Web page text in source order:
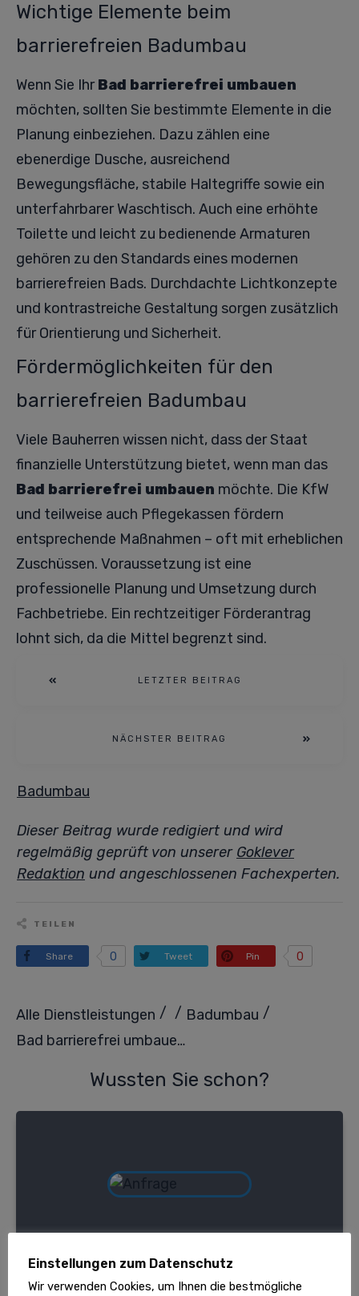
Wichtige Elemente beim
barrierefreien Badumbau
Wenn Sie IhrBad barrierefrei umbauen
möchten, sollten Sie bestimmte Elemente in die
Planung einbeziehen. Dazu zählen eine
ebenerdige Dusche, ausreichend
Bewegungsfläche, stabile Haltegriffe sowie ein
unterfahrbarer Waschtisch. Auch eine erhöhte
Toilette und leicht zu bedienende Armaturen
gehören zu den Standards eines modernen
barrierefreien Bads. Durchdachte Lichtkonzepte
und kontrastreiche Gestaltung sorgen zusätzlich
für Orientierung und Sicherheit.
Fördermöglichkeiten für den
barrierefreien Badumbau
Viele Bauherren wissen nicht, dass der Staat
finanzielle Unterstützung bietet, wenn man das
Bad barrierefrei umbauen möchte. Die KfW
und teilweise auch Pflegekassen fördern
entsprechende Maßnahmen – oft mit erheblichen
Zuschüssen. Voraussetzung ist eine
professionelle Planung und Umsetzung durch
Fachbetriebe. Ein rechtzeitiger Förderantrag
lohnt sich, da die Mittel begrenzt sind.
LETZTER BEITRAG
NÄCHSTER BEITRAG
Badumbau
Dieser Beitrag wurde redigiert und wird
regelmäßig geprüft von unserer Goklever
Redaktion und angeschlossenen Fachexperten.
TEILEN
Share 0 Tweet Pin 0
Alle Dienstleistungen / / Badumbau /
Bad barrierefrei umbauen – So gelingt die moderne und sichere Badrenovierung
Wussten Sie schon?
Einstellungen zum Datenschutz
Wir verwenden Cookies, um Ihnen die bestmögliche